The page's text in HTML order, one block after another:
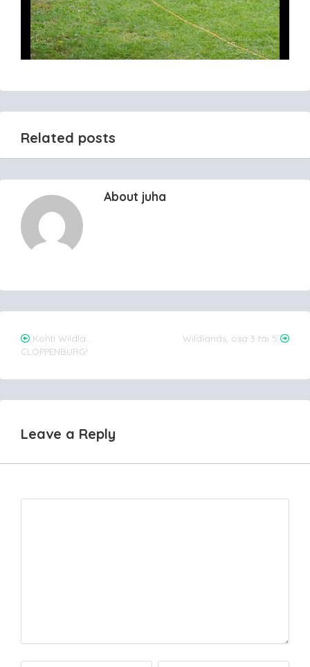
Related posts
About juha
Post
navigation
Kohti Wildla…
CLOPPENBURG!
Wildlands, osa 3 tai 5
Leave a Reply